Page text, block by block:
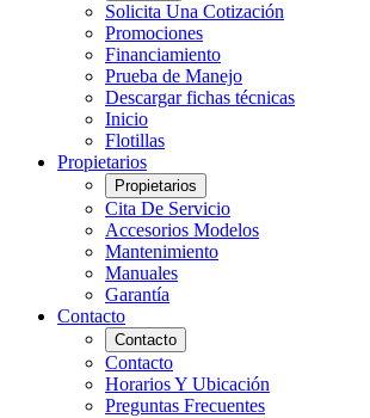
Solicita Una Cotización
Promociones
Financiamiento
Prueba de Manejo
Descargar fichas técnicas
Inicio
Flotillas
Propietarios
Propietarios
Cita De Servicio
Accesorios Modelos
Mantenimiento
Manuales
Garantía
Contacto
Contacto
Contacto
Horarios Y Ubicación
Preguntas Frecuentes